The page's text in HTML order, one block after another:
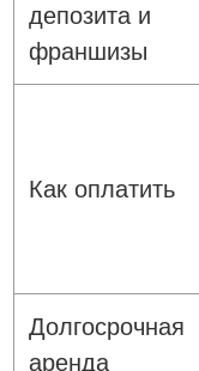
депозита и
франшизы
Как оплатить
Долгосрочная
аренда